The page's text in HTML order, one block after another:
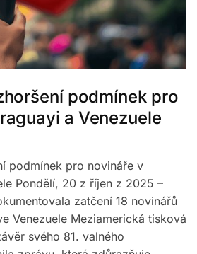
podmínek pro
a Venezuele
podmínek pro novináře v
Pondělí, 20 z říjen z 2025 –
zatčení 18 novinářů
Venezuele Meziamerická tisková
svého 81. valného